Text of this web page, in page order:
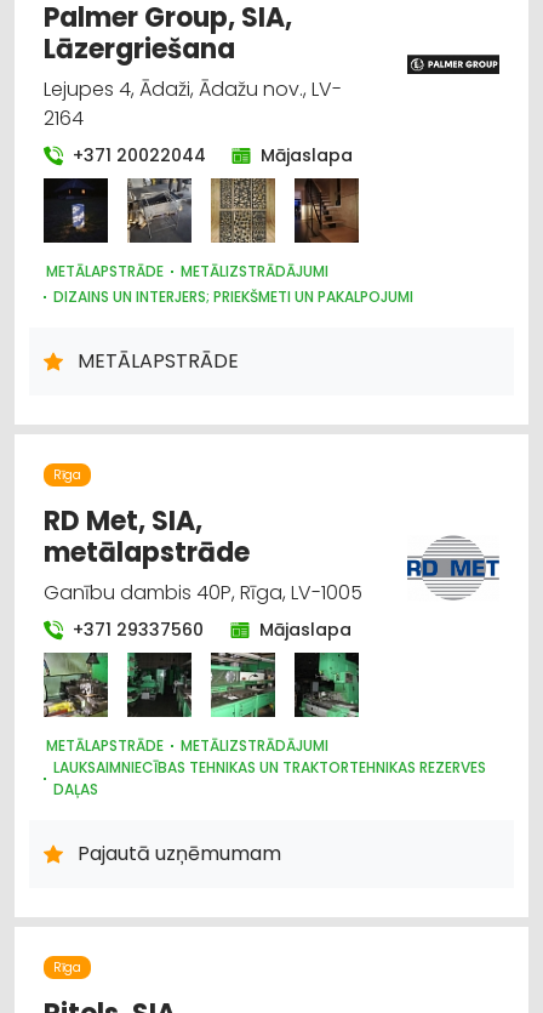
Palmer Group, SIA,
Lāzergriešana
Lejupes 4, Ādaži, Ādažu nov., LV-
2164
+371 20022044 Mājaslapa
METĀLAPSTRĀDE
METĀLIZSTRĀDĀJUMI
DIZAINS UN INTERJERS; PRIEKŠMETI UN PAKALPOJUMI
DĀRZA TEHNIKA UN INVENTĀRS
TREPES, KĀPNES
RESTAURĀCIJA
LAUKSAIMNIECĪBAS TEHNIKAS UN TRAKTORTEHNIKAS REZERVES
METĀLAPSTRĀDE
Rīga
RD Met, SIA,
metālapstrāde
Ganību dambis 40P, Rīga, LV-1005
+371 29337560 Mājaslapa
METĀLAPSTRĀDE
METĀLIZSTRĀDĀJUMI
LAUKSAIMNIECĪBAS TEHNIKAS UN TRAKTORTEHNIKAS REZERVES
DAĻAS
PLASTMASAS IZSTRĀDĀJUMI
Pajautā uzņēmumam
Rīga